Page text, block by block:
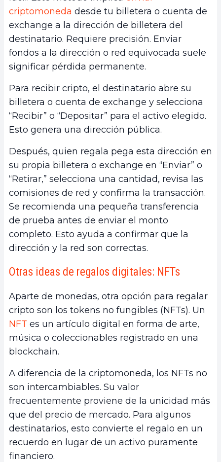
criptomoneda desde tu billetera o cuenta de
exchange a la dirección de billetera del
destinatario. Requiere precisión. Enviar
fondos a la dirección o red equivocada suele
significar pérdida permanente.
Para recibir cripto, el destinatario abre su
billetera o cuenta de exchange y selecciona
“Recibir” o “Depositar” para el activo elegido.
Esto genera una dirección pública.
Después, quien regala pega esta dirección en
su propia billetera o exchange en “Enviar” o
“Retirar,” selecciona una cantidad, revisa las
comisiones de red y confirma la transacción.
Se recomienda una pequeña transferencia
de prueba antes de enviar el monto
completo. Esto ayuda a confirmar que la
dirección y la red son correctas.
Otras ideas de regalos digitales: NFTs
Aparte de monedas, otra opción para regalar
cripto son los tokens no fungibles (NFTs). Un
NFT es un artículo digital en forma de arte,
música o coleccionables registrado en una
blockchain.
A diferencia de la criptomoneda, los NFTs no
son intercambiables. Su valor
frecuentemente proviene de la unicidad más
que del precio de mercado. Para algunos
destinatarios, esto convierte el regalo en un
recuerdo en lugar de un activo puramente
financiero.